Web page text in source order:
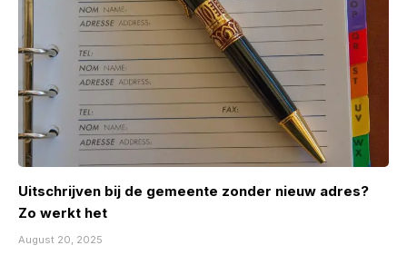
Uitschrijven bij de gemeente zonder nieuw adres?
Zo werkt het
August 20, 2025